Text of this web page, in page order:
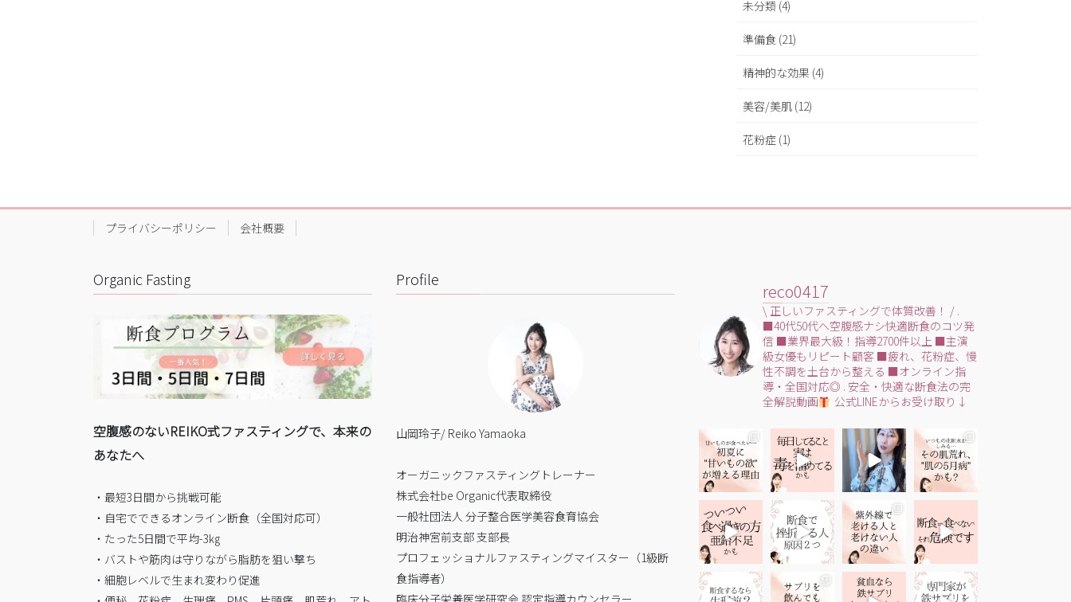
未分類 (4)
準備食 (21)
精神的な効果 (4)
美容/美肌 (12)
花粉症 (1)
プライバシーポリシー 会社概要
Organic Fasting
空腹感のないREIKO式ファスティングで、本来の
あなたへ
・最短3日間から挑戦可能
・自宅でできるオンライン断食（全国対応可）
・たった5日間で平均-3㎏
・バストや筋肉は守りながら脂肪を狙い撃ち
・細胞レベルで生まれ変わり促進
Profile
山岡玲子/ Reiko Yamaoka
オーガニックファスティングトレーナー
株式会社be Organic代表取締役
一般社団法人 分子整合医学美容食育協会
明治神宮前支部 支部長
プロフェッショナルファスティングマイスター（1級断
食指導者）
臨床分子栄養医学研究会 認定指導カウンセラー
reco0417
\ 正しいファスティングで体質改善！ /.
■40代50代へ空腹感ナシ快適断食のコツ発
信 ■業界最大級！指導2700件以上■主演
級女優もリピート顧客 ■疲れ、花粉症、慢
性不調を土台から整える ■オンライン指
導・全国対応◎ . 安全・快適な断食法の完
全解説動画
公式LINEからお受け取り↓